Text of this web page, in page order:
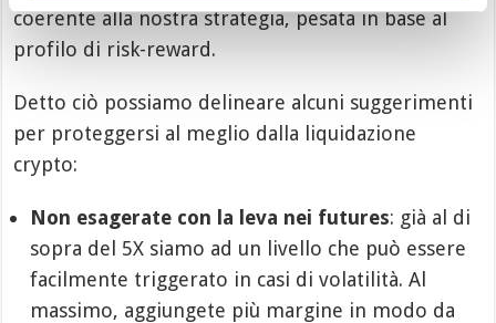
coerente alla nostra strategia, pesata in base al
profilo di risk-reward.
Detto ciò possiamo delineare alcuni suggerimenti
per proteggersi al meglio dalla liquidazione
crypto:
Non esagerate con la leva nei futures: già al di
sopra del 5X siamo ad un livello che può essere
facilmente triggerato in casi di volatilità. Al
massimo, aggiungete più margine in modo da